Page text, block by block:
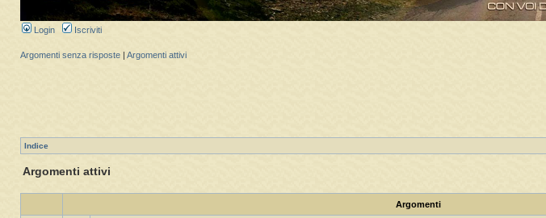
Login Iscriviti
Argomenti senza risposte Argomenti attivi
Indice
Argomenti attivi
Argomenti